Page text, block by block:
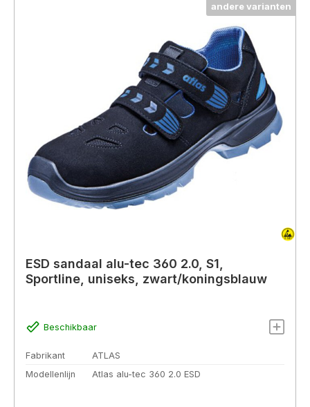
andere varianten
ESD sandaal alu-tec 360 2.0, S1,
Sportline, uniseks, zwart/koningsblauw
Beschikbaar
Fabrikant
ATLAS
Modellenlijn
Atlas alu-tec 360 2.0 ESD